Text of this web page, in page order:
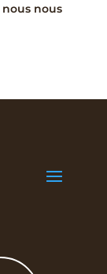
nous nous